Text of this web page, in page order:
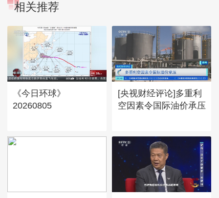
相关推荐
《今日环球》
20260805
[央视财经评论]多重利
空因素令国际油价承压